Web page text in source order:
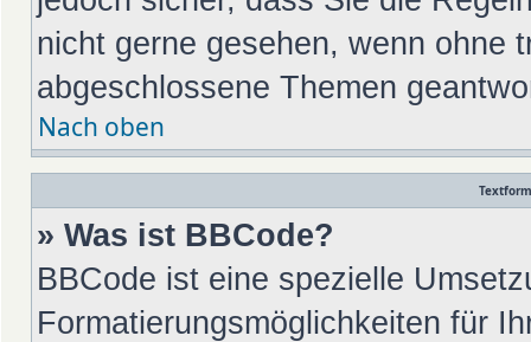
nicht gerne gesehen, wenn ohne
abgeschlossene Themen
Nach oben
» Was ist BBCode?
BBCode ist eine spezielle
Formatierungsmöglichkeiten für